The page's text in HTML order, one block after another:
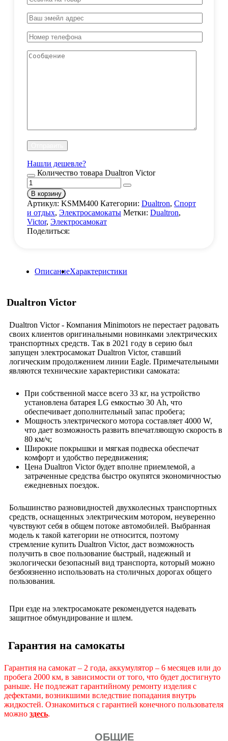
Нашли дешевле?
Количество товара Dualtron Victor
В корзину
Артикул: KSMM400 Категории: Dualtron, Спорт
и отдых, Электросамокаты Метки: Dualtron,
Victor, Электросамокат
Поделиться:
ОписаниеХарактеристики
Dualtron Victor
Dualtron Victor - Компания Minimotors не перестает радовать
своих клиентов оригинальными новинками электрических
транспортных средств. Так в 2021 году в серию был
запущен электросамокат Dualtron Victor, ставший
логическим продолжением линии Eagle. Примечательными
являются технические характеристики самоката:
При собственной массе всего 33 кг, на устройство
установлена батарея LG емкостью 30 Ah, что
обеспечивает дополнительный запас пробега;
Мощность электрического мотора составляет 4000 W,
что дает возможность развить впечатляющую скорость в
80 км/ч;
Широкие покрышки и мягкая подвеска обеспечат
комфорт и удобство передвижения;
Цена Dualtron Victor будет вполне приемлемой, а
затраченные средства быстро окупятся экономичностью
ежедневных поездок.
Большинство разновидностей двухколесных транспортных
средств, оснащенных электрическим мотором, неуверенно
чувствуют себя в общем потоке автомобилей. Выбранная
модель к такой категории не относится, поэтому
стремление купить Dualtron Victor, даст возможность
получить в свое пользование быстрый, надежный и
экологически безопасный вид транспорта, который можно
безбоязненно использовать на столичных дорогах общего
пользования.
При езде на электросамокате рекомендуется надевать
защитное обмундирование и шлем.
Гарантия на самокаты
Гарантия на самокат – 2 года, аккумулятор – 6 месяцев или до
пробега 2000 км, в зависимости от того, что будет достигнуто
раньше. Не подлежат гарантийному ремонту изделия с
дефектами, возникшими вследствие попадания внутрь
жидкостей. Ознакомиться с гарантией конечного пользователя
можно здесь.
ОБЩИЕ